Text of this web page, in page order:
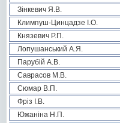
Зінкевич Я.В.
Климпуш-Цинцадзе І.О.
Князевич Р.П.
Лопушанський А.Я.
Парубій А.В.
Саврасов М.В.
Сюмар В.П.
Фріз І.В.
Южаніна Н.П.